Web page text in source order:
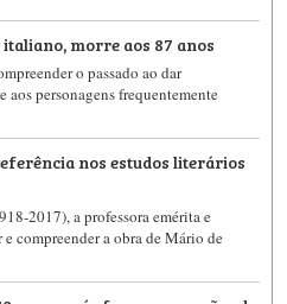
morre aos 87 anos
o passado ao dar
aos personagens frequentemente
nos estudos literários
2017), a professora emérita e
compreender a obra de Mário de